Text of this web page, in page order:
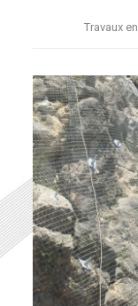
Travaux
Confortements